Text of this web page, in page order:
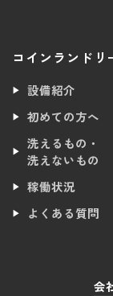
コインランドリ
設備紹介
初めての方へ
洗えるもの・
洗えないもの
稼働状況
よくある質問
会